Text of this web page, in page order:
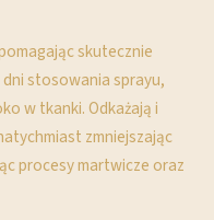
skutecznie
stosowania sprayu,
w tkanki. Odkażają i
zmniejszając
procesy martwicze oraz